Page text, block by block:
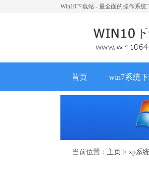
Win10下载站 - 最全面的操作系统
首页 win7系统
当前位置： 主页 > xp系